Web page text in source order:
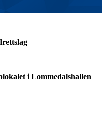
i Lommedalshallen